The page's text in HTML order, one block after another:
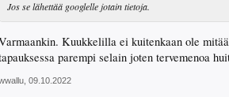
Jos se lähettää googlelle jotain tietoja.
Kuukkelilla ei kuitenkaan ole
parempi selain joten tervemenoa
09.10.2022